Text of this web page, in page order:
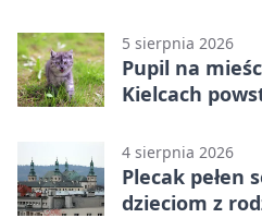
5 sierpnia 2026
Pupil na
Kielcach
4 sierpnia 2026
Plecak pełen
dzieciom z